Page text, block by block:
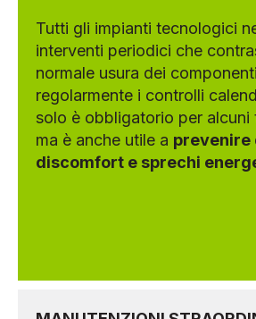
Tutti gli impianti tecnologici
interventi periodici che
normale usura dei
regolarmente i controlli
solo è obbligatorio per alcuni
ma è anche utile a prevenire
discomfort e sprechi